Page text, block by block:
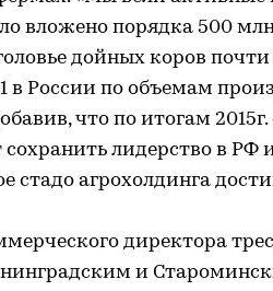
вложено порядка 500 млн
дойных коров
России по объемам
что по итогам
лидерство в РФ
стадо агрохолдинга
директора
и